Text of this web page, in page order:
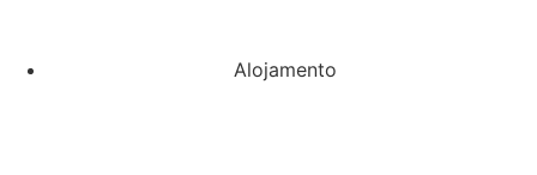
Alojamento